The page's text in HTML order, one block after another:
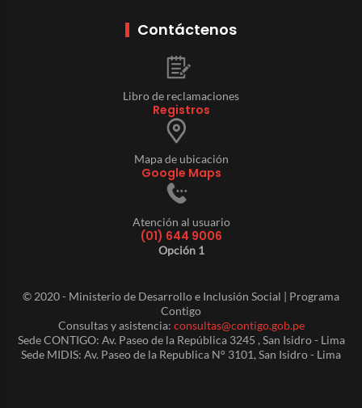
Contáctenos
Libro de reclamaciones
Registros
Mapa de ubicación
Google Maps
Atención al usuario
(01) 644 9006
Opción 1
© 2020 - Ministerio de Desarrollo e Inclusión Social | Programa
Contigo
Consultas y asistencia: consultas@contigo.gob.pe
Sede CONTIGO: Av. Paseo de la República 3245 , San Isidro - Lima
Sede MIDIS: Av. Paseo de la Republica N° 3101, San Isidro - Lima